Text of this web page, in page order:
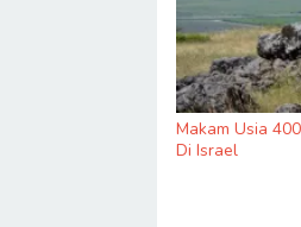
Makam Usia
Di Israel